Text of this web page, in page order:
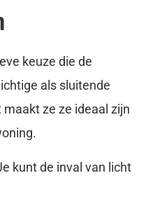
keuze die de
als sluitende
ze ze ideaal zijn
kunt de inval van licht